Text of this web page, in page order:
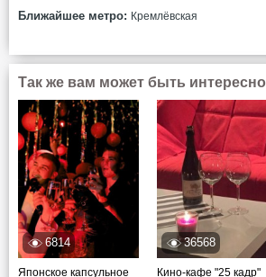
Ближайшее метро: Кремлёвская
Так же вам может быть интересно
6814
Японское капсульное
36568
Кино-кафе "25 кадр"